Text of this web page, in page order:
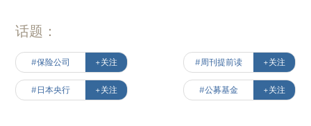
话题：
#保险公司 +关注 #周刊提前读 +关注
#日本央行 +关注 #公募基金 +关注